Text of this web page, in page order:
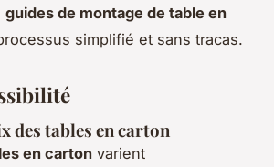
guides de montage de table en
simplifié et sans tracas.
des tables en carton
en carton varient